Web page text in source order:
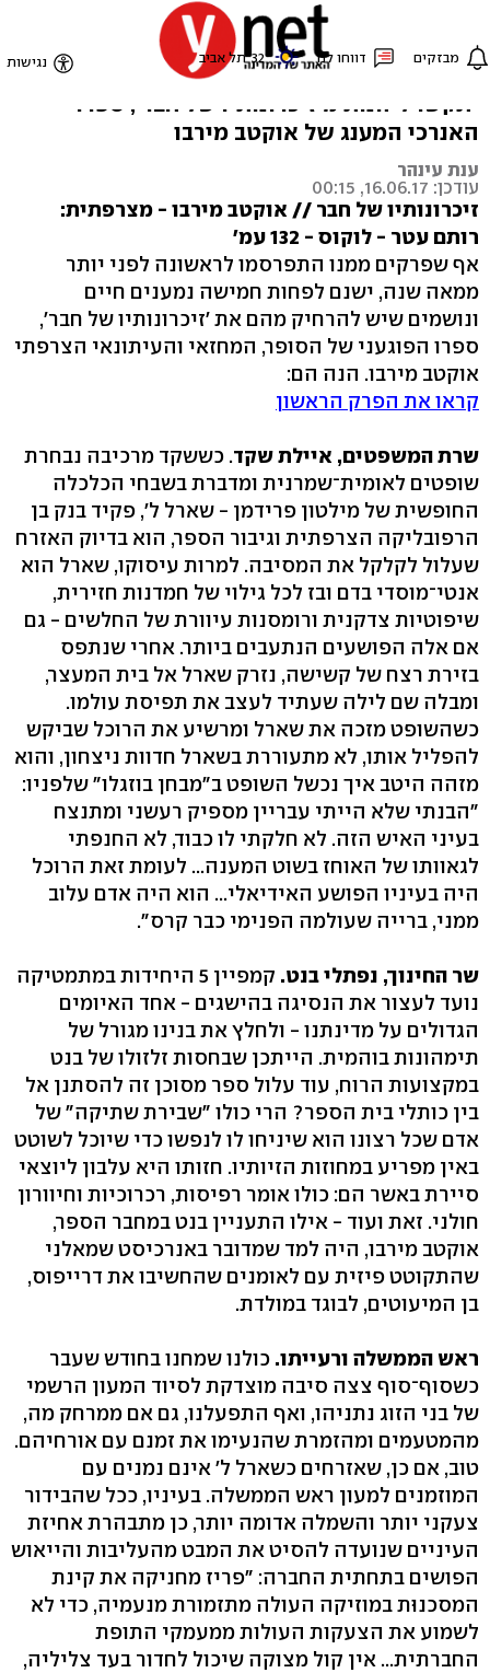
גיס חמישי
שמרנים, לאומנים, חמדנים וצדקנים - כל אלה
יתקשו ליהנות מ'זיכרונותיו של חבר', ספרו
האנרכי המענג של אוקטב מירבו
ענת עינהר
עודכן: 16.06.17, 00:15
זיכרונותיו של חבר // אוקטב מירבו - מצרפתית:
רותם עטר - לוקוס - 132 עמ'
אף שפרקים ממנו התפרסמו לראשונה לפני יותר
ממאה שנה, ישנם לפחות חמישה נמענים חיים
ונושמים שיש להרחיק מהם את 'זיכרונותיו של חבר',
ספרו הפוגעני של הסופר, המחזאי והעיתונאי הצרפתי
אוקטב מירבו. הנה הם:
קראו את הפרק הראשון
שרת המשפטים, איילת שקד. כששקד מרכיבה נבחרת
שופטים לאומית־שמרנית ומדברת בשבחי הכלכלה
החופשית של מילטון פרידמן - שארל ל', פקיד בנק בן
הרפובליקה הצרפתית וגיבור הספר, הוא בדיוק האזרח
שעלול לקלקל את המסיבה. למרות עיסוקו, שארל הוא
אנטי־מוסדי בדם ובז לכל גילוי של חמדנות חזירית,
שיפוטיות צדקנית ורומסנות עיוורת של החלשים - גם
אם אלה הפושעים הנתעבים ביותר. אחרי שנתפס
בזירת רצח של קשישה, נזרק שארל אל בית המעצר,
ומבלה שם לילה שעתיד לעצב את תפיסת עולמו.
כשהשופט מזכה את שארל ומרשיע את הרוכל שביקש
להפליל אותו, לא מתעוררת בשארל חדוות ניצחון, והוא
מזהה היטב איך נכשל השופט ב"מבחן בוזגלו" שלפניו:
"הבנתי שלא הייתי עבריין מספיק רעשני ומתנצח
בעיני האיש הזה. לא חלקתי לו כבוד, לא החנפתי
לגאוותו של האוחז בשוט המענה... לעומת זאת הרוכל
היה בעיניו הפושע האידיאלי... הוא היה אדם עלוב
ממני, ברייה שעולמה הפנימי כבר קרס".
שר החינוך, נפתלי בנט.
קמפיין 5 היחידות במתמטיקה
נועד לעצור את הנסיגה בהישגים - אחד האיומים
הגדולים על מדינתנו - ולחלץ את בנינו מגורל של
תימהונות בוהמית. הייתכן שבחסות זלזולו של בנט
במקצועות הרוח, עוד עלול ספר מסוכן זה להסתנן אל
בין כותלי בית הספר? הרי כולו "שבירת שתיקה" של
אדם שכל רצונו הוא שיניחו לו לנפשו כדי שיוכל לשוטט
באין מפריע במחוזות הזיותיו. חזותו היא עלבון ליוצאי
סיירת באשר הם: כולו אומר רפיסות, רכרוכיות וחיוורון
חולני. זאת ועוד - אילו התעניין בנט במחבר הספר,
אוקטב מירבו, היה למד שמדובר באנרכיסט שמאלני
שהתקוטט פיזית עם לאומנים שהחשיבו את דרייפוס,
בן המיעוטים, לבוגד במולדת.
ראש הממשלה ורעייתו. כולנו שמחנו בחודש שעבר
כשסוף־סוף צצה סיבה מוצדקת לסיוד המעון הרשמי
של בני הזוג נתניהו, ואף התפעלנו, גם אם ממרחק מה,
מהמטעמים ומהזמרת שהנעימו את זמנם עם אורחיהם.
טוב, אם כן, שאזרחים כשארל ל' אינם נמנים עם
המוזמנים למעון ראש הממשלה. בעיניו, ככל שהבידור
צעקני יותר והשמלה אדומה יותר, כן מתבהרת אחיזת
העיניים שנועדה להסיט את המבט מהעליבות והייאוש
הפושים בתחתית החברה: "פריז מחניקה את קינת
המסכנוּּת במוזיקה העולה מתזמורת מנעמיה, כדי לא
לשמוע את הצעקות העולות ממעמקי התופת
החברתית... אין קול מצוקה שיכול לחדור בעד צליליה,